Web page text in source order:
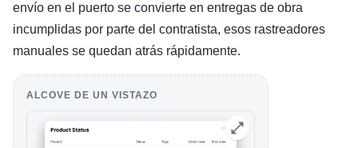
envío en el puerto se convierte en entregas de obra
incumplidas por parte del contratista, esos rastreadores
manuales se quedan atrás rápidamente.
ALCOVE DE UN VISTAZO